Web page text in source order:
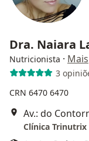
Dra. Naiara
Nutricionista · Mais
3
CRN 6470 6470
Av.: do
Clínica Trinutrix